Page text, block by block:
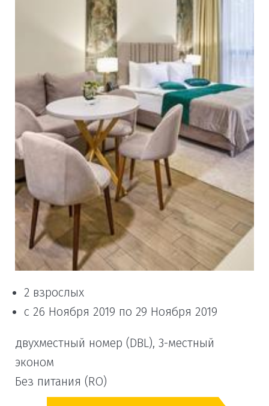
2 взрослых
с 26 Ноября 2019 по 29 Ноября 2019
двухместный номер (DBL), 3-местный
эконом
Без питания (RO)